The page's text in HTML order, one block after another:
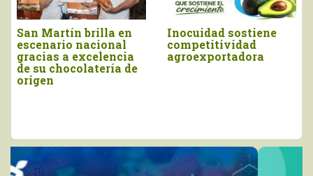
Piura brilló en el
Salón del Cacao y
Chocolate
Internacional 2026
Moquegua será la
sede del próximo
Concurso Nacional
del Pisco